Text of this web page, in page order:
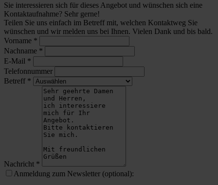
Sie interessieren sich für dieses Angebot und wünschen sich eine
Kontaktaufnahme? Sehr gerne!
Teilen Sie uns einfach im Betreff mit, welchen Kontaktweg Sie
wünschen und wir melden uns bei Ihnen. Vielen Dank und bis bald.
Vorname *
Nachname *
E-Mail *
Telefonnummer
Betreff *
Nachricht *
Anmeldung zum Newsletter (optional):